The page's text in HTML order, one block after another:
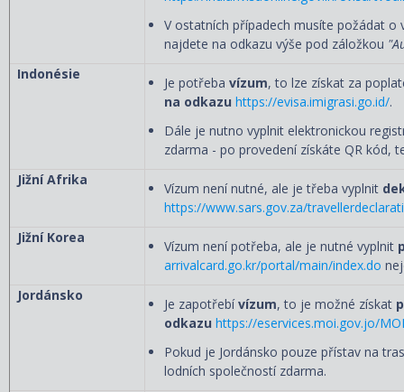
V ostatních případech musíte požádat o
najdete na odkazu výše pod záložkou
Indonésie
Je potřeba vízum, to lze získat za
na odkazu https://evisa.imigrasi.go.id/.
Dále je nutno vyplnit elektronickou
zdarma - po provedení získáte QR kód,
Jižní Afrika
Vízum není nutné, ale je třeba vyplnit
https://www.sars.gov.za/
Jižní Korea
Vízum není potřeba, ale je nutné vyplnit
arrivalcard.go.kr/portal/main/index.do
Jordánsko
Je zapotřebívízum, to je možné získat
odkazu https://eservices.moi.gov.jo/
Pokud je Jordánsko pouze přístav na
lodních společností zdarma.